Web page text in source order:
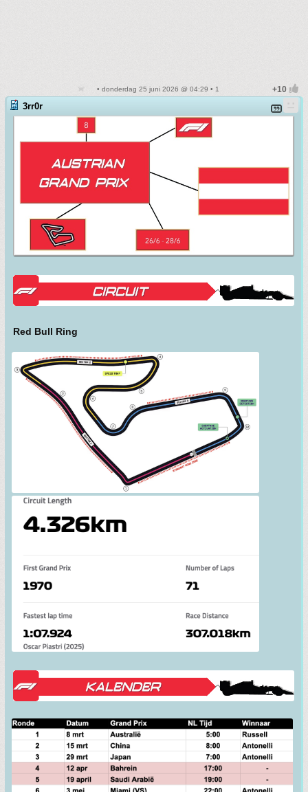
• donderdag 25 juni 2026 @ 04:29 • 1
3rr0r
Red Bull Ring